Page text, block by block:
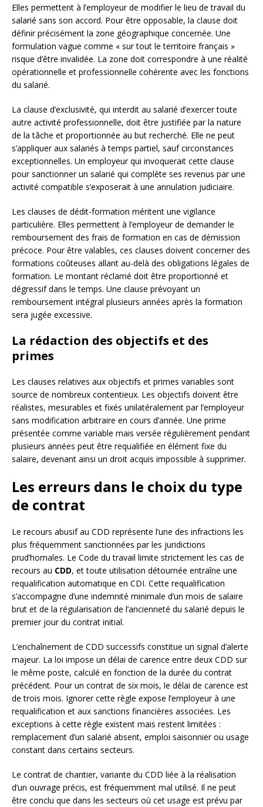
Elles permettent à l’employeur de modifier le lieu de travail du
salarié sans son accord. Pour être opposable, la clause doit
définir précisément la zone géographique concernée. Une
formulation vague comme « sur tout le territoire français »
risque d’être invalidée. La zone doit correspondre à une réalité
opérationnelle et professionnelle cohérente avec les fonctions
du salarié.
La clause d’exclusivité, qui interdit au salarié d’exercer toute
autre activité professionnelle, doit être justifiée par la nature
de la tâche et proportionnée au but recherché. Elle ne peut
s’appliquer aux salariés à temps partiel, sauf circonstances
exceptionnelles. Un employeur qui invoquerait cette clause
pour sanctionner un salarié qui complète ses revenus par une
activité compatible s’exposerait à une annulation judiciaire.
Les clauses de dédit-formation méritent une vigilance
particulière. Elles permettent à l’employeur de demander le
remboursement des frais de formation en cas de démission
précoce. Pour être valables, ces clauses doivent concerner des
formations coûteuses allant au-delà des obligations légales de
formation. Le montant réclamé doit être proportionné et
dégressif dans le temps. Une clause prévoyant un
remboursement intégral plusieurs années après la formation
sera jugée excessive.
La rédaction des objectifs et des
primes
Les clauses relatives aux objectifs et primes variables sont
source de nombreux contentieux. Les objectifs doivent être
réalistes, mesurables et fixés unilatéralement par l’employeur
sans modification arbitraire en cours d’année. Une prime
présentée comme variable mais versée régulièrement pendant
plusieurs années peut être requalifiée en élément fixe du
salaire, devenant ainsi un droit acquis impossible à supprimer.
Les erreurs dans le choix du type
de contrat
Le recours abusif au CDD représente l’une des infractions les
plus fréquemment sanctionnées par les juridictions
prud’homales. Le Code du travail limite strictement les cas de
recours au CDD, et toute utilisation détournée entraîne une
requalification automatique en CDI. Cette requalification
s’accompagne d’une indemnité minimale d’un mois de salaire
brut et de la régularisation de l’ancienneté du salarié depuis le
premier jour du contrat initial.
L’enchaînement de CDD successifs constitue un signal d’alerte
majeur. La loi impose un délai de carence entre deux CDD sur
le même poste, calculé en fonction de la durée du contrat
précédent. Pour un contrat de six mois, le délai de carence est
de trois mois. Ignorer cette règle expose l’employeur à une
requalification et aux sanctions financières associées. Les
exceptions à cette règle existent mais restent limitées :
remplacement d’un salarié absent, emploi saisonnier ou usage
constant dans certains secteurs.
Le contrat de chantier, variante du CDD liée à la réalisation
d’un ouvrage précis, est fréquemment mal utilisé. Il ne peut
être conclu que dans les secteurs où cet usage est prévu par